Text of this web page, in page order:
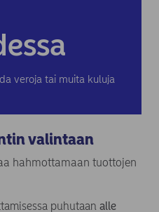
valintaan
hahmottamaan tuottojen
puhutaan alle